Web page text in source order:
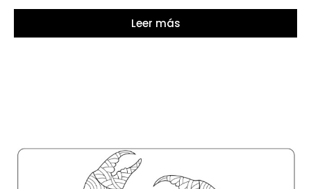
Leer más